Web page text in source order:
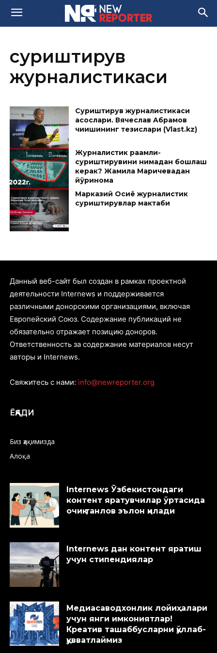
суриштирув
журналистикаси
Суриштирув журналистикаси
асослари. Вячеслав Aбрамов
чиқишининг тезислари (Vlast.kz)
Журналистик рақамли-
суриштирувини нимадан бошлаш
керак? Жамила Маричевадан
йўриқнома
Марказий Осиё журналистик
суриштирувлар мактаби
Данный веб-сайт был создан в рамках проектной
деятельности Internews и поддерживается
различными донорскими организациями, включая
Европейский Союз. Содержание публикаций не
обязательно отражает позицию доноров.
Ответственность за содержание материалов несут
авторы и Internews.
Свяжитесь с нами: info@newreporter.org
ЁҚАДИ
Биз ҳақимизда
Алоқа
Internews Ўзбекистондаги
контент яратувчилар ўртасида
очиқ танлов эълон қилади
Internews дан контент яратиш
учун стипендиялар
Медиасаводхонлик лойиҳалари
учун янги имкониятлар!
Креатив ташаббусларни қўллаб-
қувватлаймиз